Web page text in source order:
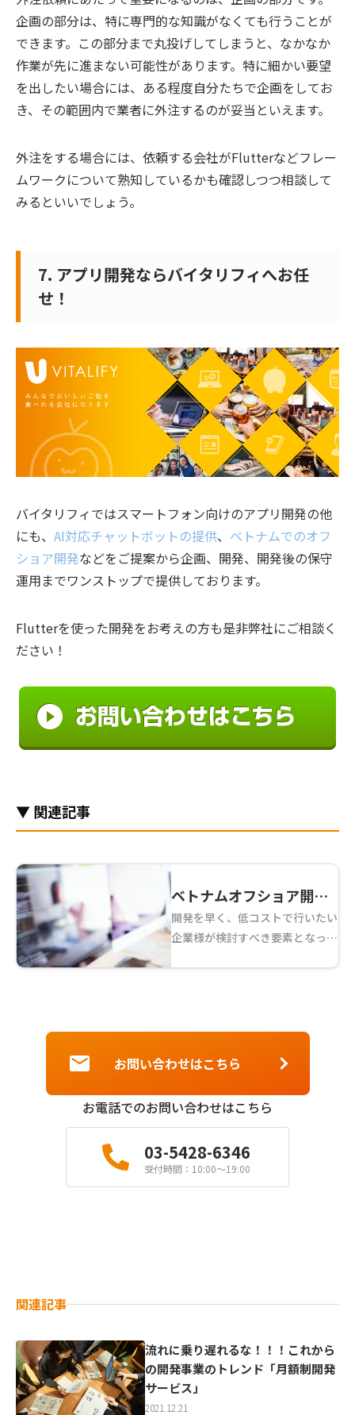
企画の部分は、特に専門的な知識がなくても行うことが
できます。この部分まで丸投げしてしまうと、なかなか
作業が先に進まない可能性があります。特に細かい要望
を出したい場合には、ある程度自分たちで企画をしてお
き、その範囲内で業者に外注するのが妥当といえます。
外注をする場合には、依頼する会社がFlutterなどフレー
ムワークについて熟知しているかも確認しつつ相談して
みるといいでしょう。
7. アプリ開発ならバイタリフィへお任
せ！
バイタリフィではスマートフォン向けのアプリ開発の他
にも、 AI対応チャットボットの提供、 ベトナムでのオフ
ショア開発などをご提案から企画、開発、開発後の保守
運用までワンストップで提供しております。
Flutterを使った開発をお考えの方も是非弊社にご相談く
ださい！
▼ 関連記事
ベトナムオフショア開発
でもLaravelが今アツい？
PHPフレームワーク比較
開発を早く、低コストで行いたい
企業様が検討すべき要素となって
んとなくよく聞くけど ...
お電話でのお問い合わせはこちら
03-5428-6346
受付時間：10:00〜19:00
お問い合わせはこちら
関連記事
流れに乗り遅れるな！！！これから
の開発事業のトレンド「月額制開発
サービス」
2021.12.21